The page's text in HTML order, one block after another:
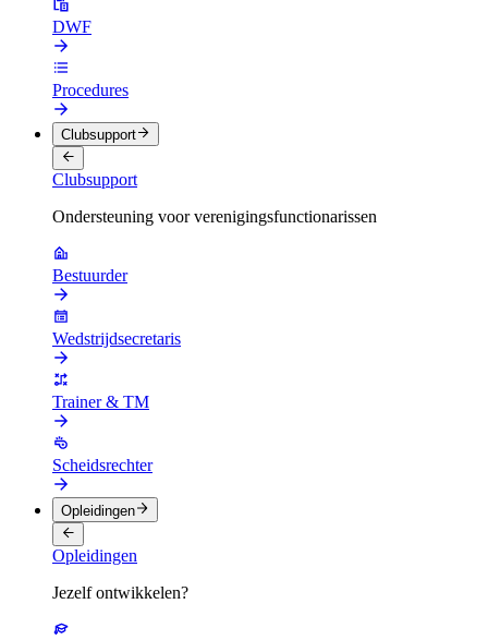
DWF
Procedures
Clubsupport
Clubsupport
Ondersteuning voor verenigingsfunctionarissen
Bestuurder
Wedstrijdsecretaris
Trainer & TM
Scheidsrechter
Opleidingen
Opleidingen
Jezelf ontwikkelen?